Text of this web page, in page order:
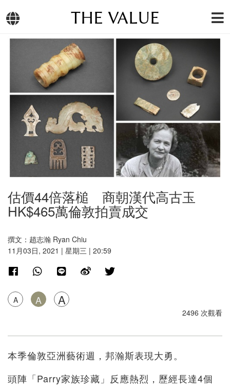
THE VALUE
估價44倍落槌 商朝漢代高古玉
HK$465萬倫敦拍賣成交
撰文：趙志瀚 Ryan Chiu
11月03日, 2021 | 星期三 | 20:59
A A A
2496 次觀看
本季倫敦亞洲藝術週，邦瀚斯表現大勇。
頭陣「Parry家族珍藏」反應熱烈，歷經長達4個